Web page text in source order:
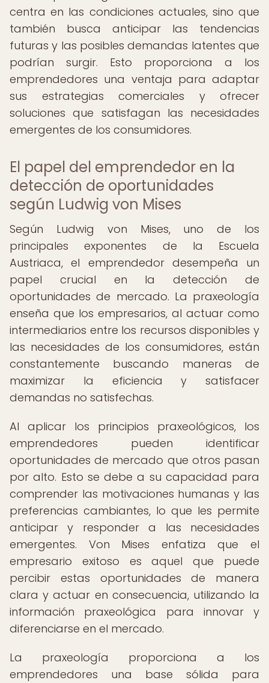
centra en las condiciones actuales, sino que
también busca anticipar las tendencias
futuras y las posibles demandas latentes que
podrían surgir. Esto proporciona a los
emprendedores una ventaja para adaptar
sus estrategias comerciales y ofrecer
soluciones que satisfagan las necesidades
emergentes de los consumidores.
El papel del emprendedor en la
detección de oportunidades
según Ludwig von Mises
Según Ludwig von Mises, uno de los
principales exponentes de la Escuela
Austriaca, el emprendedor desempeña un
papel crucial en la detección de
oportunidades de mercado. La praxeología
enseña que los empresarios, al actuar como
intermediarios entre los recursos disponibles y
las necesidades de los consumidores, están
constantemente buscando maneras de
maximizar la eficiencia y satisfacer
demandas no satisfechas.
Al aplicar los principios praxeológicos, los
emprendedores pueden identificar
oportunidades de mercado que otros pasan
por alto. Esto se debe a su capacidad para
comprender las motivaciones humanas y las
preferencias cambiantes, lo que les permite
anticipar y responder a las necesidades
emergentes. Von Mises enfatiza que el
empresario exitoso es aquel que puede
percibir estas oportunidades de manera
clara y actuar en consecuencia, utilizando la
información praxeológica para innovar y
diferenciarse en el mercado.
La praxeología proporciona a los
emprendedores una base sólida para